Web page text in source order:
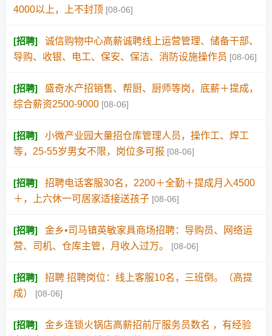
4000以上，上不封顶 [08-06]
[招聘]
诚信购物中心高薪诚聘线上运营管理、储备干部、
导购、收银、电工、保安、保洁、消防设施操作员 [08-06]
[招聘]
盛奇水产招销售、帮厨、厨师等岗，底薪＋提成，
综合薪资2500-9000 [08-06]
[招聘]
小微产业园大量招仓库管理人员，操作工、焊工
等，25-55岁男女不限，岗位多可报 [08-06]
[招聘]
招聘电话客服30名，2200＋全勤＋提成月入4500
＋，上六休一可居家适接送孩子 [08-06]
[招聘]
金乡•司马镇英敏家具商场招聘：导购员、网络运
营、司机、仓库主管，月收入过万。
[08-06]
[招聘]
招聘 招聘岗位：线上客服10名，三班倒。（高提
成）
[08-06]
[招聘]
金乡连锁火锅店高薪招前厅服务员数名 ，有经验